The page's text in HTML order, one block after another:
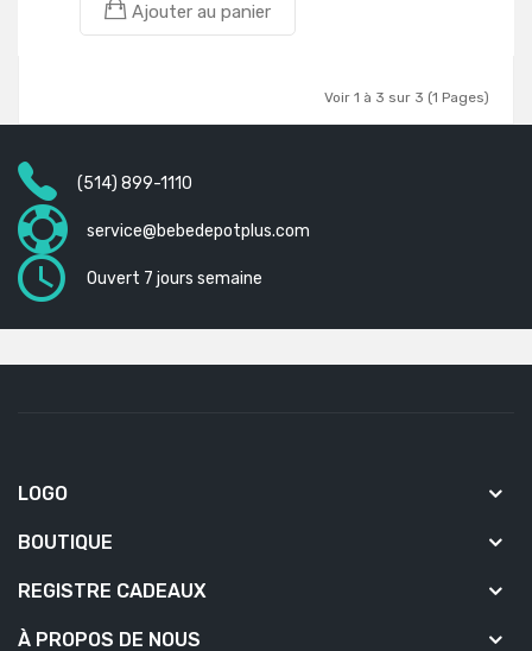
Ajouter au panier
Voir 1 à 3 sur 3 (1 Pages)
(514) 899-1110
service@bebedepotplus.com
Ouvert 7 jours semaine
LOGO
BOUTIQUE
REGISTRE CADEAUX
À PROPOS DE NOUS